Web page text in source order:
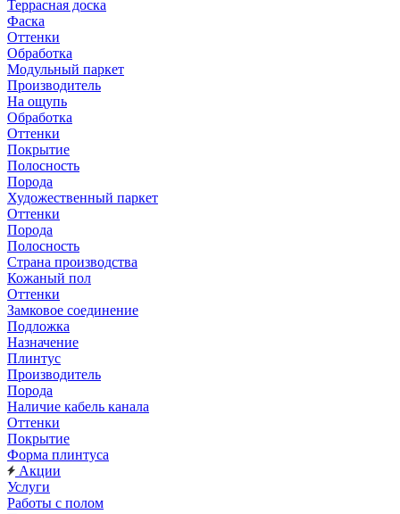
Террасная доска
Фаска
Оттенки
Обработка
Модульный паркет
Производитель
На ощупь
Обработка
Оттенки
Покрытие
Полосность
Порода
Художественный паркет
Оттенки
Порода
Полосность
Страна производства
Кожаный пол
Оттенки
Замковое соединение
Подложка
Назначение
Плинтус
Производитель
Порода
Наличие кабель канала
Оттенки
Покрытие
Форма плинтуса
Акции
Услуги
Работы с полом